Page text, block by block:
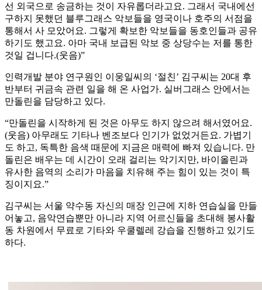
선 외국으로 송금하는 것이 자유롭더라고요. 그래서 국내에선
구하지 못했던 블루그래스 악보들을 영국이나 호주의 서점을
통해서 사 모았어요. 그렇게 확보한 악보들을 동호인들과 공유
하기도 했고요. 아마 국내 보급된 악보 중 상당수는 저를 통한
것일 겁니다.(웃음)”
인력개발 분야 연구원인 이웅일씨의 ‘절친’ 김구씨는 20대 후
반부터 귀금속 관련 일을 해 온 사업가. 실버그래스 안에서는
만돌린을 담당하고 있다.
“만돌린을 시작하게 된 것은 아무도 하지 않으려 해서였어요.
(웃음) 아무래도 기타나 벤조보다 인기가 없었거든요. 가볍기
도 하고, 독특한 음색 때문에 지금은 매력에 빠져 있습니다. 만
돌린은 배우는 데 시간이 오래 걸리는 악기지만, 바이올린과
유사한 음역의 소리가 마음을 치유해 주는 힘이 있는 것이 특
징이지요.”
김구씨는 서울 약수동 자신의 매장 인근에 지하 연습실을 만들
어놓고, 음악연습뿐만 아니라 지역 어르신들을 초대해 봉사활
동 차원에서 무료로 기타와 우쿨렐레 강습을 진행하고 있기도
하다.